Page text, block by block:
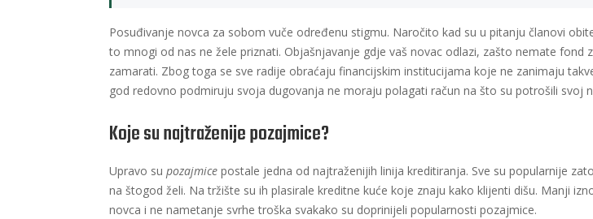
Posuđivanje novca za sobom vuče određenu stigmu. Naročito kad su u pitanju članovi
to mnogi od nas ne žele priznati. Objašnjavanje gdje vaš novac odlazi, zašto nemate
zamarati. Zbog toga se sve radije obraćaju financijskim institucijama koje ne zanimaju
god redovno podmiruju svoja dugovanja ne moraju polagati račun na što su potrošili svoj
Koje su najtraženije pozajmice?
Upravo supozajmice postale jedna od najtraženijih linija kreditiranja. Sve su popularnije
na štogod želi. Na tržište su ih plasirale kreditne kuće koje znaju kako klijenti dišu. Manji
novca i ne nametanje svrhe troška svakako su doprinijeli popularnosti pozajmice.